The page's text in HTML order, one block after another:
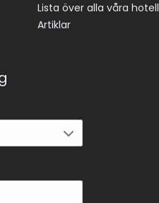
Lista över alla våra hotell
Artiklar